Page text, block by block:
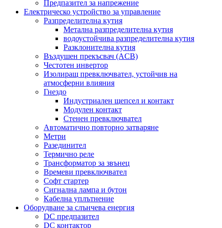
Предпазител за напрежение
Електрическо устройство за управление
Разпределителна кутия
Метална разпределителна кутия
водоустойчива разпределителна кутия
Разклонителна кутия
Въздушен прекъсвач (ACB)
Честотен инвертор
Изолиращ превключвател, устойчив на
атмосферни влияния
Гнездо
Индустриален щепсел и контакт
Модулен контакт
Стенен превключвател
Автоматично повторно затваряне
Метри
Разединител
Термично реле
Трансформатор за звънец
Времеви превключвател
Софт стартер
Сигнална лампа и бутон
Кабелна уплътнение
Оборудване за слънчева енергия
DC предпазител
DC контактор